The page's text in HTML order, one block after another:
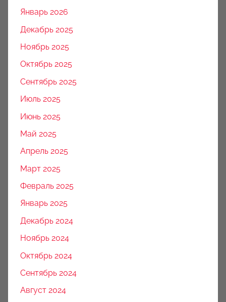
Январь 2026
Декабрь 2025
Ноябрь 2025
Октябрь 2025
Сентябрь 2025
Июль 2025
Июнь 2025
Май 2025
Апрель 2025
Март 2025
Февраль 2025
Январь 2025
Декабрь 2024
Ноябрь 2024
Октябрь 2024
Сентябрь 2024
Август 2024